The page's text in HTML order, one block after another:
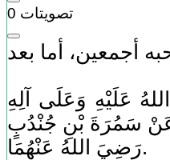
0 تصويتات
عَلَيْهِ وَعَلَى آلِهِ
عَنْ سَمُرَةَ بْنِ جُنْدُبٍ
رَضِيَ اللهُ عَنْهُمَا.